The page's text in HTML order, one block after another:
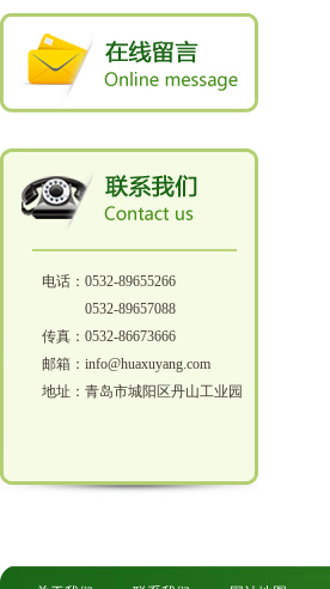
电话：0532-89655266
0532-89657088
传真：0532-86673666
邮箱：info@huaxuyang.com
地址：青岛市城阳区丹山工业园